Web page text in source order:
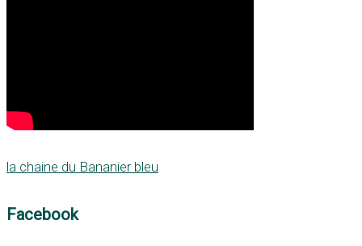
la chaine du Bananier bleu
Facebook